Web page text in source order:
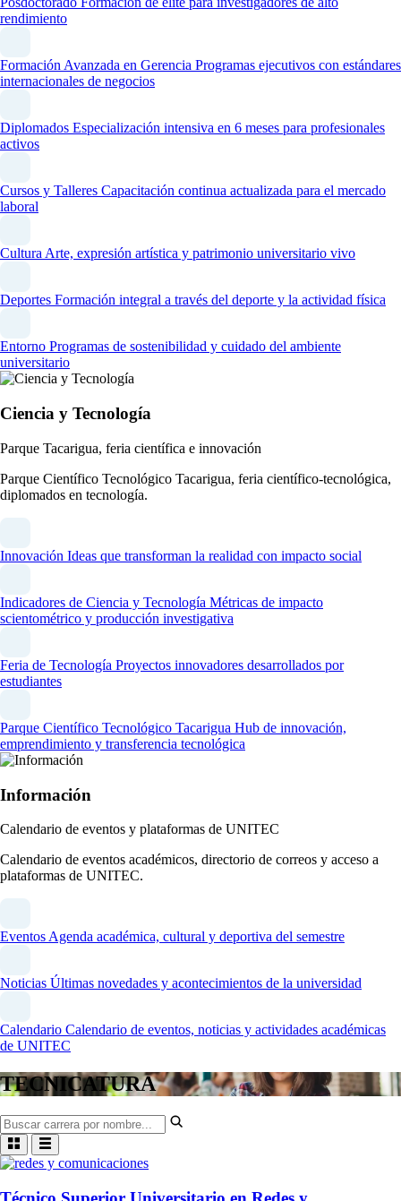
rendimiento
Formación Avanzada en Gerencia Programas ejecutivos con estándares
internacionales de negocios
Diplomados Especialización intensiva en 6 meses para profesionales
activos
Cursos y Talleres Capacitación continua actualizada para el mercado
laboral
CulturaArte, expresión artística y patrimonio universitario vivo
Deportes Formación integral a través del deporte y la actividad física
Entorno Programas de sostenibilidad y cuidado del ambiente
universitario
Ciencia y Tecnología
Parque Tacarigua, feria científica e innovación
Parque Científico Tecnológico Tacarigua, feria científico-tecnológica,
diplomados en tecnología.
Innovación Ideas que transforman la realidad con impacto social
Indicadores de Ciencia y Tecnología Métricas de impacto
scientométrico y producción investigativa
Feria de Tecnología Proyectos innovadores desarrollados por
estudiantes
Parque Científico Tecnológico Tacarigua Hub de innovación,
emprendimiento y transferencia tecnológica
Información
Calendario de eventos y plataformas de UNITEC
Calendario de eventos académicos, directorio de correos y acceso a
plataformas de UNITEC.
Eventos Agenda académica, cultural y deportiva del semestre
Noticias Últimas novedades y acontecimientos de la universidad
Calendario Calendario de eventos, noticias y actividades académicas
de UNITEC
TECNICATURA